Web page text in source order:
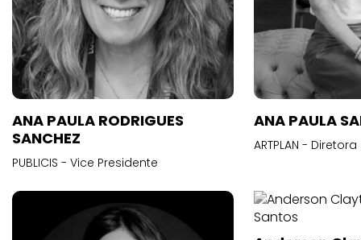
ANA PAULA RODRIGUES
SANCHEZ
PUBLICIS - Vice Presidente
ANA PAULA
ARTPLAN -